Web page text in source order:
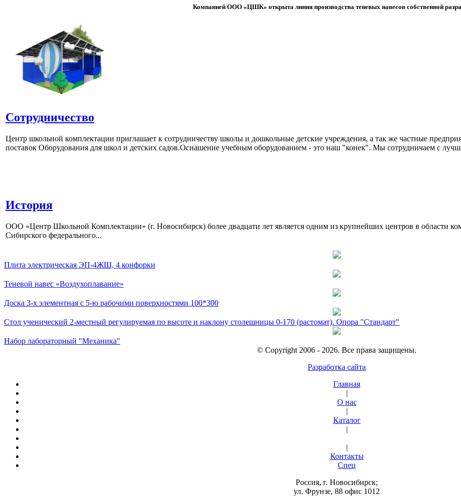
Компанией ООО «ЦШК» открыта линия производства теневых навесов собственной
Сотрудничество
Центр школьной комплектации приглашает к сотрудничеству школы и дошкольные детские учреждения, а так же частные
поставок Оборудования для школ и детских садов.Оснашение учебным оборудованием - это наш "конек". Мы сотрудничаем с
История
ООО «Центр Школьной Комплектации» (г. Новосибирск) более двадцати лет является одним из крупнейших центров в области
Сибирского федерального...
Плита электрическая ЭП-4ЖШ, 4 конфорки
Теневой навес «Воздухоплавание»
Доска 3-х элементная с 5-ю рабочими поверхностями 100*300
Стол ученический 2-местный регулируемая по высоте и наклону столешницы 0-170 (растомат). Опора "Стандарт"
Набор лабораторный "Механика"
© Copyright 2006 - 2026. Все права защищены.
Разработка сайта
Главная
|
О нас
|
Каталог
|
|
Контакты
Спец
Россия, г. Новосибирск;
ул. Фрунзе, 88 офис 1012